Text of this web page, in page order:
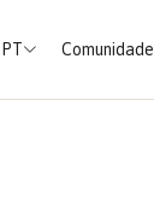
Comunidade